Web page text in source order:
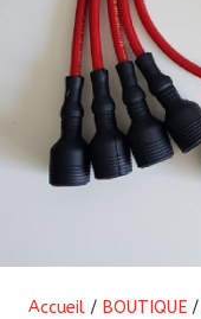
Accueil / BOUTIQUE /